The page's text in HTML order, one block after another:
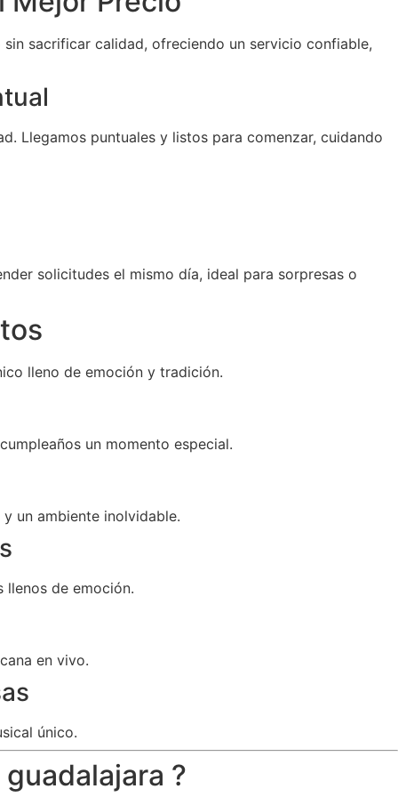
sacrificar calidad, ofreciendo un servicio confiable,
Llegamos puntuales y listos para comenzar, cuidando
solicitudes el mismo día, ideal para sorpresas o
lleno de emoción y tradición.
un momento especial.
un ambiente inolvidable.
llenos de emoción.
en vivo.
único.
?